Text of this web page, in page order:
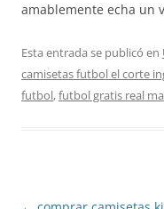
amablemente echa un
Esta entrada se publicó en
camisetas futbol el corte
futbol,futbol gratis real